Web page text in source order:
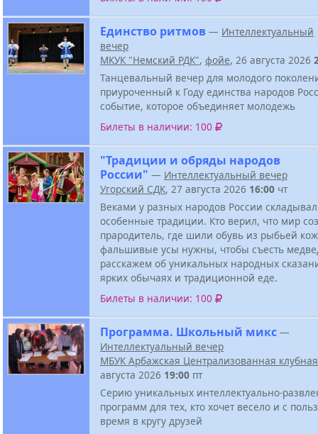
Единство ритмов — Интеллектуальный
вечер
МКУК "Немский РДК", фойе, 26 августа 2026
Танцевальный вечер для молодого
приуроченный к Году единства народов
событие, которое объединяет молодежь
Билеты в наличии: 100
"Традиции и обряды народов
России" — Интеллектуальный вечер
Угорский СДК, 27 августа 2026 16:00 чт
Веками у разных народов России
особенные традиции. Кто верил, что мир
прародитель, где шили обувь из рыбьей
фальшивые усы нужны, чтобы съесть
расскажем об уникальных народных
ярких обычаях и традиционной еде.
Билеты в наличии: 100
Программа. Школьный микс —
Интеллектуальный вечер
МБУК Арбажская Централизованная
августа 2026 19:00 пт
Серию уникальных интеллектуально-
программ для тех, кто хочет весело и с
время в кругу друзей